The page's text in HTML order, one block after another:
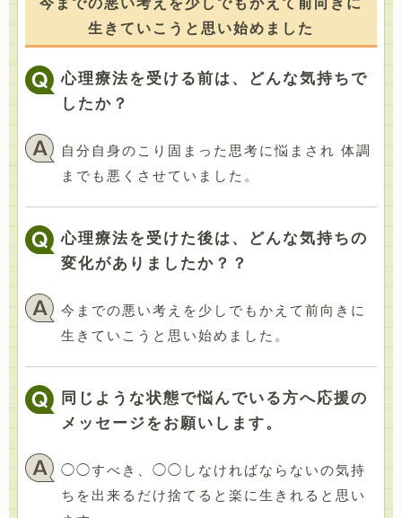
今までの悪い考えを少しでもかえて前向きに
生きていこうと思い始めました
心理療法を受ける前は、どんな気持ちで
したか？
自分自身のこり固まった思考に悩まされ 体調
までも悪くさせていました。
心理療法を受けた後は、どんな気持ちの
変化がありましたか？？
今までの悪い考えを少しでもかえて前向きに
生きていこうと思い始めました。
同じような状態で悩んでいる方へ応援の
メッセージをお願いします。
◯◯すべき、◯◯しなければならないの気持
ちを出来るだけ捨てると楽に生きれると思い